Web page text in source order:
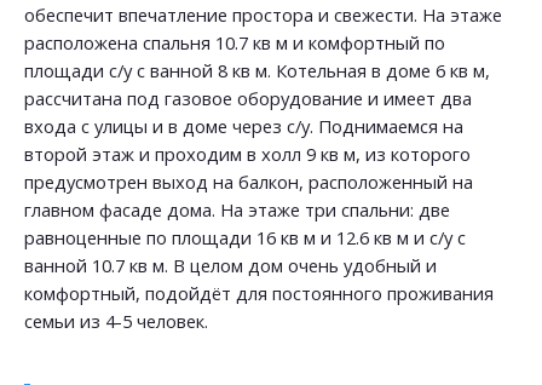
обеспечит впечатление простора и свежести. На этаже
расположена спальня 10.7 кв м и комфортный по
площади с/у с ванной 8 кв м. Котельная в доме 6 кв м,
рассчитана под газовое оборудование и имеет два
входа с улицы и в доме через с/у. Поднимаемся на
второй этаж и проходим в холл 9 кв м, из которого
предусмотрен выход на балкон, расположенный на
главном фасаде дома. На этаже три спальни: две
равноценные по площади 16 кв м и 12.6 кв м и с/у с
ванной 10.7 кв м. В целом дом очень удобный и
комфортный, подойдёт для постоянного проживания
семьи из 4-5 человек.